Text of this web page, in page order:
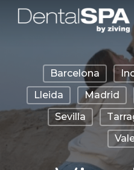
Skip
Barcelona
Lleida
Madrid
Sevilla